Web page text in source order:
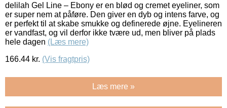
delilah Gel Line – Ebony er en blød og cremet eyeliner, som
er super nem at påføre. Den giver en dyb og intens farve, og
er perfekt til at skabe smukke og definerede øjne. Eyelineren
er vandfast, og vil derfor ikke tvære ud, men bliver på plads
hele dagen (Læs mere)
166.44 kr. (Vis fragtpris)
Læs mere »